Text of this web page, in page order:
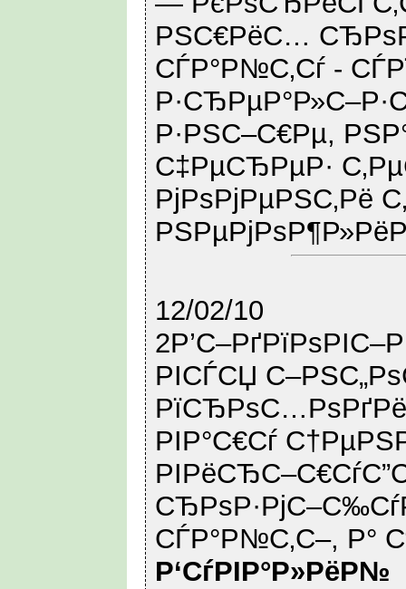
РЅС€РёС…
СЃР°Р№С‚Сѓ -
Р·РЅС–С€Рµ,
С‡РµСЂРµР·
РјРѕРјРµРЅС‚Рё
12/02/10
РІСЃСЏ
РІР°С€Сѓ
СЃР°Р№С‚С–, Р°
Р‘СѓРІР°Р»РёР№